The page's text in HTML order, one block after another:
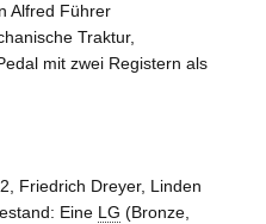
Alfred Führer
Traktur,
mit zwei Registern als
Friedrich Dreyer, Linden
Eine LG (Bronze,